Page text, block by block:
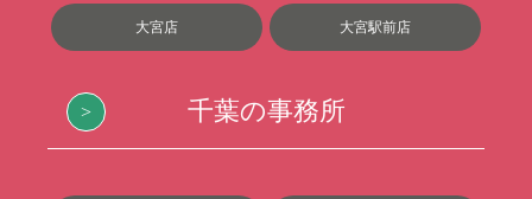
大宮店 大宮駅前店
千葉の事務所